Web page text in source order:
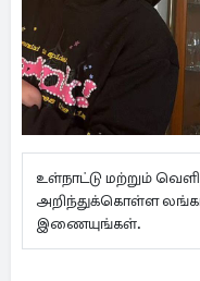
உள்நாட்டு மற்றும்
அறிந்துக்கொள்ள
இணையுங்கள்.